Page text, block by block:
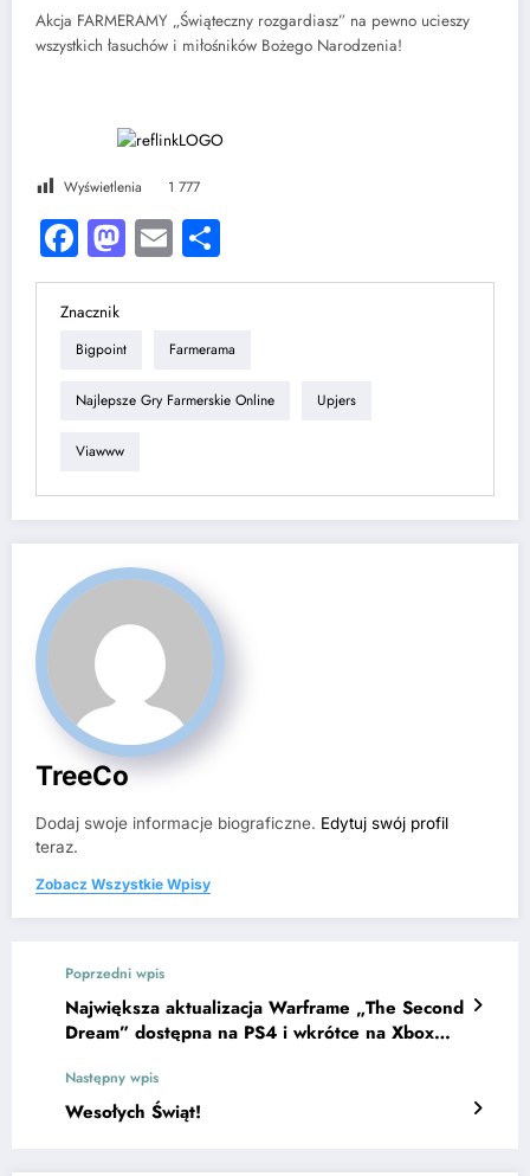
Akcja FARMERAMY „Świąteczny rozgardiasz” na pewno ucieszy
wszystkich łasuchów i miłośników Bożego Narodzenia!
Wyświetlenia 1 777
Facebook
Mastodon
Email
Znacznik
Bigpoint Farmerama
Najlepsze Gry Farmerskie Online Upjers
Viawww
TreeCo
Dodaj swoje informacje biograficzne. Edytuj swój profil
teraz.
Zobacz Wszystkie Wpisy
Poprzedni wpis
Największa aktualizacja Warframe „The Second
Dream” dostępna na PS4 i wkrótce na Xbox
Następny wpis
Wesołych Świąt!